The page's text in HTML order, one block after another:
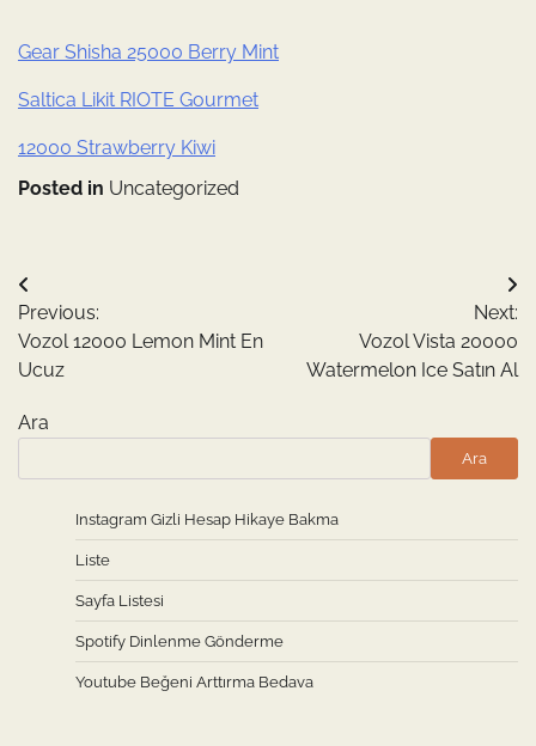
Gear Shisha 25000 Berry Mint
Saltica Likit RIOTE Gourmet
12000 Strawberry Kiwi
Posted in Uncategorized
Yazı
gezinmesi
Previous:
Vozol 12000 Lemon Mint En
Ucuz
Next:
Vozol Vista 20000
Watermelon Ice Satın Al
Ara
Ara
Instagram Gizli Hesap Hikaye Bakma
Liste
Sayfa Listesi
Spotify Dinlenme Gönderme
Youtube Beğeni Arttırma Bedava